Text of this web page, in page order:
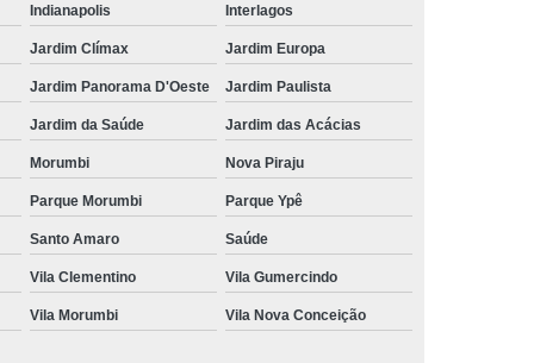
Indianapolis Interlagos
Jardim Clímax Jardim Europa
Jardim Panorama D'Oeste Jardim Paulista
Jardim da Saúde Jardim das Acácias
Morumbi Nova Piraju
Parque Morumbi Parque Ypê
Santo Amaro Saúde
Vila Clementino Vila Gumercindo
Vila Morumbi Vila Nova Conceição